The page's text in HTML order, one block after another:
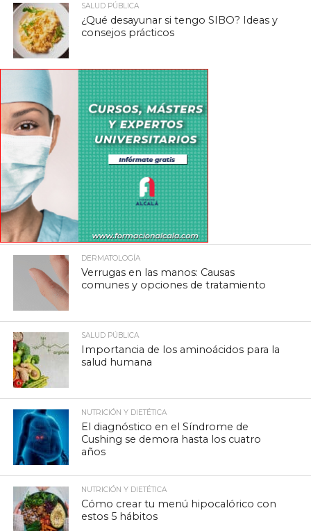
SALUD PÚBLICA
¿Qué desayunar si tengo SIBO? Ideas y
consejos prácticos
DERMATOLOGÍA
Verrugas en las manos: Causas
comunes y opciones de tratamiento
SALUD PÚBLICA
Importancia de los aminoácidos para la
salud humana
NUTRICIÓN Y DIETÉTICA
El diagnóstico en el Síndrome de
Cushing se demora hasta los cuatro
años
NUTRICIÓN Y DIETÉTICA
Cómo crear tu menú hipocalórico con
estos 5 hábitos